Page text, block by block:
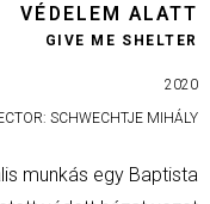
VÉDELEM ALATT
GIVE ME SHELTER
2020
SCHWECHTJE MIHÁLY
munkás egy Baptista